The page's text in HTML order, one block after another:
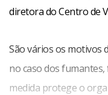
diretora do Centro de
São vários os motivos
no caso dos fumantes,
medida protege o